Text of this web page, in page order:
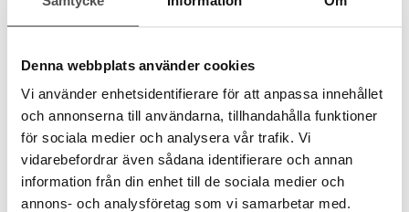
Denna webbplats använder cookies
Vi använder enhetsidentifierare för att anpassa innehållet
och annonserna till användarna, tillhandahålla funktioner
för sociala medier och analysera vår trafik. Vi
vidarebefordrar även sådana identifierare och annan
information från din enhet till de sociala medier och
annons- och analysföretag som vi samarbetar med.
YKK
YKK Enfärgat spiralblixtlås 4mm beige
Metervara
#3 / 4 mm
Bandbredd 24 mm
20 kr / Meter